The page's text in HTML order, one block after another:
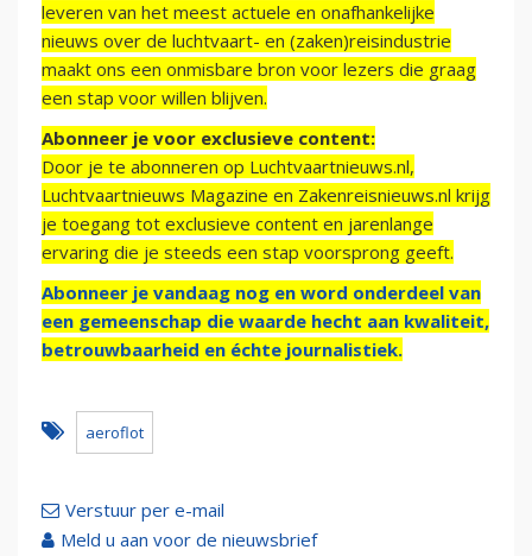
leveren van het meest actuele en onafhankelijke
nieuws over de luchtvaart- en (zaken)reisindustrie
maakt ons een onmisbare bron voor lezers die graag
een stap voor willen blijven.
Abonneer je voor exclusieve content:
Door je te abonneren op Luchtvaartnieuws.nl,
Luchtvaartnieuws Magazine en Zakenreisnieuws.nl krijg
je toegang tot exclusieve content en jarenlange
ervaring die je steeds een stap voorsprong geeft.
Abonneer je vandaag nog en word onderdeel van
een gemeenschap die waarde hecht aan kwaliteit,
betrouwbaarheid en échte journalistiek.
aeroflot
Verstuur per e-mail
Meld u aan voor de nieuwsbrief